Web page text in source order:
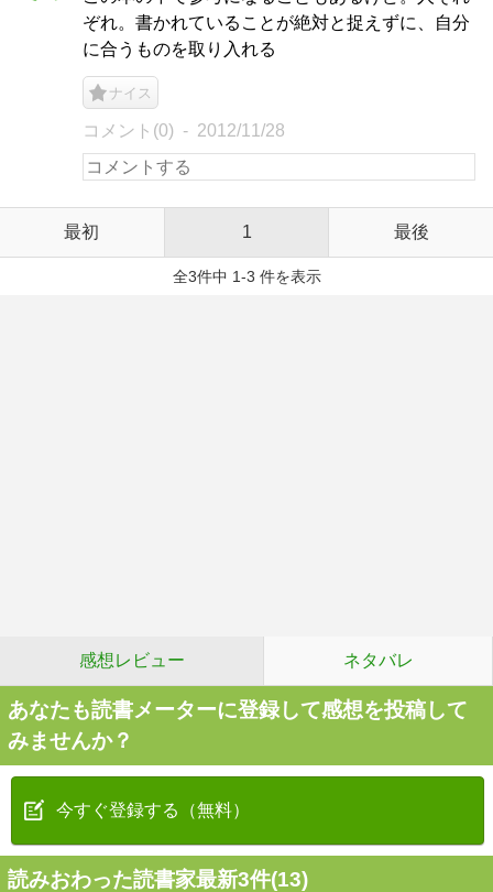
ぞれ。書かれていることが絶対と捉えずに、自分
に合うものを取り入れる
ナイス
コメント(0) 2012/11/28
最初 1 最後
全3件中 1-3 件を表示
感想レビュー ネタバレ
あなたも読書メーターに登録して感想を投稿して
みませんか？
今すぐ登録する（無料）
読みおわった読書家最新3件(13)